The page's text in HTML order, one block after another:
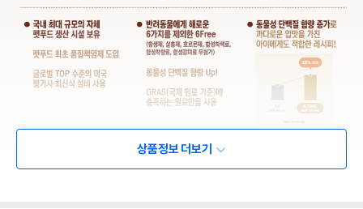
상품정보 더보기